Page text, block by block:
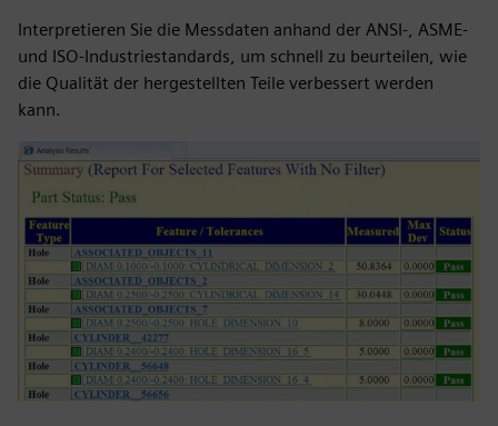
Interpretieren Sie die Messdaten anhand der ANSI-, ASME-
und ISO-Industriestandards, um schnell zu beurteilen, wie
die Qualität der hergestellten Teile verbessert werden
kann.